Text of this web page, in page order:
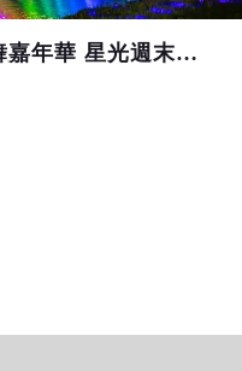
絢麗登場／台北水舞嘉年華 星光週末夜多樣藝術展演輪番上陣